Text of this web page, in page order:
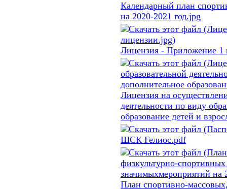
Календарный план
на 2020-2021 год.jpg
Лицензия - Приложение 1
Лицензия на
деятельности по виду
образование детей и
ШСК Гелиос.pdf
План спортивно-